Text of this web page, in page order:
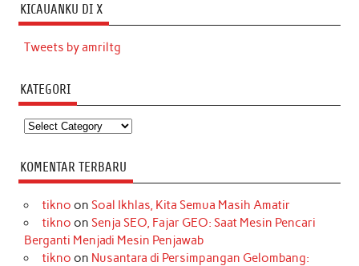
KICAUANKU DI X
Tweets by amriltg
KATEGORI
Kategori
KOMENTAR TERBARU
tikno on Soal Ikhlas, Kita Semua Masih Amatir
tikno on Senja SEO, Fajar GEO: Saat Mesin Pencari
Berganti Menjadi Mesin Penjawab
tikno on Nusantara di Persimpangan Gelombang: